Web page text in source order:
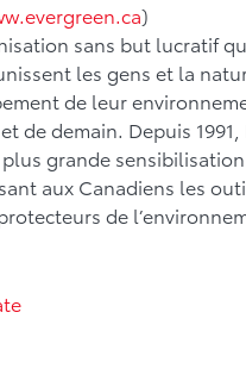
)
sans but lucratif
les gens et la
de leur
de demain. Depuis
grande
aux Canadiens les
de